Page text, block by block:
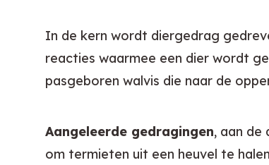
In de kern wordt diergedrag
reacties waarmee een dier wordt
pasgeboren walvis die naar de
Aangeleerde gedragingen, aan de
om termieten uit een heuvel te